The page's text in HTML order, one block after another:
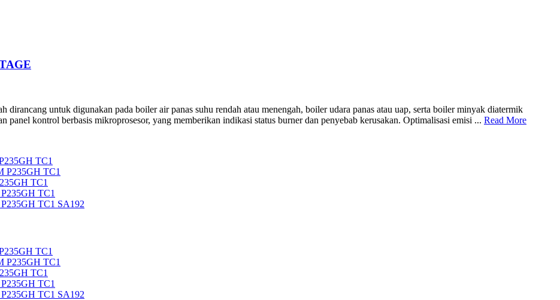
untuk digunakan pada boiler air panas suhu rendah atau menengah, boiler udara panas atau uap, serta boiler minyak diatermik
panel kontrol berbasis mikroprosesor, yang memberikan indikasi status burner dan penyebab kerusakan. Optimalisasi emisi ... Read More
TC1
P235GH TC1
TC1
TC1
TC1 SA192
TC1
P235GH TC1
TC1
TC1
TC1 SA192